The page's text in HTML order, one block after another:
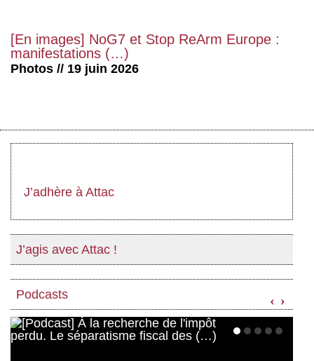
[En images] NoG7 et Stop ReArm Europe :
manifestations (…)
Photos // 19 juin 2026
J’adhère à Attac
J’agis avec Attac !
Podcasts ‹ ›